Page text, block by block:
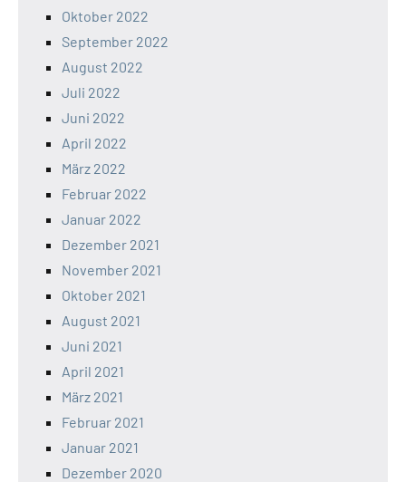
Oktober 2022
September 2022
August 2022
Juli 2022
Juni 2022
April 2022
März 2022
Februar 2022
Januar 2022
Dezember 2021
November 2021
Oktober 2021
August 2021
Juni 2021
April 2021
März 2021
Februar 2021
Januar 2021
Dezember 2020